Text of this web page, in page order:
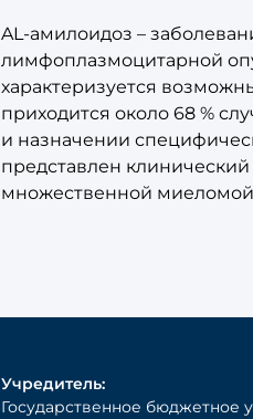
AL-амилоидоз –
лимфоплазмоцитарной
характеризуется
приходится около 68 %
и назначении
представлен
множественной
Учредитель:
Государственное бюджетное